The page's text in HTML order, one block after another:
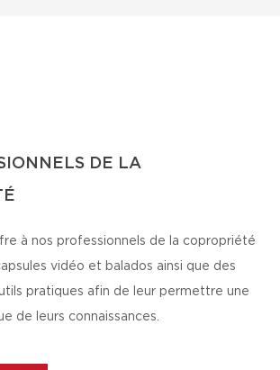
DE LA
à nos professionnels de la copropriété
vidéo et balados ainsi que des
pratiques afin de leur permettre une
de leurs connaissances.